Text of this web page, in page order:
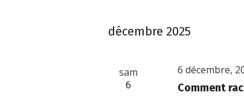
décembre 2025
sam
6 Comment
6 décembre,